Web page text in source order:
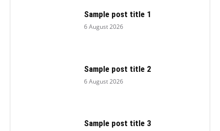
Sample post title 1
6 August 2026
Sample post title 2
6 August 2026
Sample post title 3